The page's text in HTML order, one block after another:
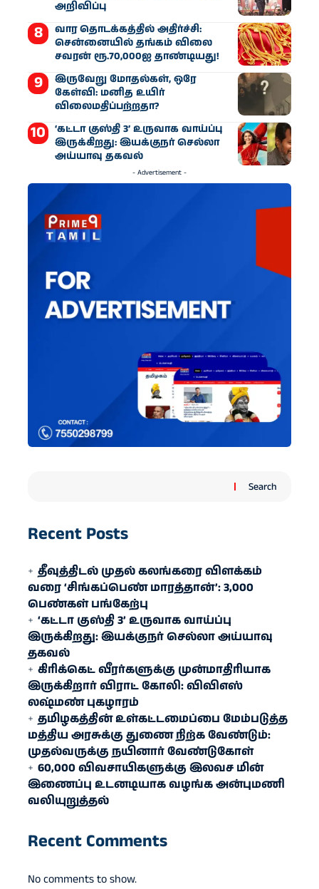
அறிவிப்பு
வார தொடக்கத்தில் அதிர்ச்சி:
சென்னையில் தங்கம் விலை
சவரன் ரூ.70,000ஐ தாண்டியது!
இருவேறு மோதல்கள், ஒரே
கேள்வி: மனித உயிர்
விலைமதிப்பற்றதா?
‘கட்டா குஸ்தி 3’ உருவாக வாய்ப்பு
இருக்கிறது: இயக்குநர் செல்லா
அய்யாவு தகவல்
- Advertisement -
Search
Recent Posts
தீவுத்திடல் முதல் கலங்கரை விளக்கம்
வரை ‘சிங்கப்பெண் மாரத்தான்’: 3,000
பெண்கள் பங்கேற்பு
‘கட்டா குஸ்தி 3’ உருவாக வாய்ப்பு
இருக்கிறது: இயக்குநர் செல்லா அய்யாவு
தகவல்
கிரிக்​கெட் வீரர்​களுக்கு முன்​மா​திரி​யாக
இருக்​கிறார் விராட் கோலி: விவிஎஸ்
லஷ்மண் புகழாரம்
தமிழகத்தின் உள்கட்டமைப்பை மேம்படுத்த
மத்திய அரசுக்கு துணை நிற்க வேண்டும்:
முதல்வருக்கு நயினார் வேண்டுகோள்
60,000 விவசாயிகளுக்கு இலவச மின்
இணைப்பு உடனடியாக வழங்க அன்புமணி
வலியுறுத்தல்
Recent Comments
No comments to show.